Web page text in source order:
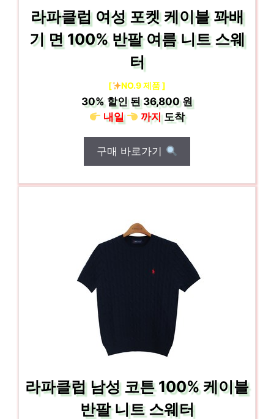
라파클럽 여성 포켓 케이블 꽈배
기 면 100% 반팔 여름 니트 스웨
터
[ NO.9 제품 ]
30%할인 된36,800 원
내일
까지도착
구매 바로가기
라파클럽 남성 코튼 100% 케이블
반팔 니트 스웨터